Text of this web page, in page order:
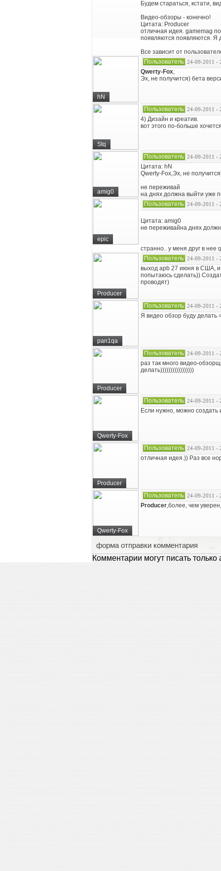
Будем стараться, кстати,
Видео-обзоры - конечно!
Цитата: Producer
отличная идея. gamemag
появляются появляются. Я
Все зависит от
hN
Пользователь 24-09-2011 -
Qwerty-Fox,
Эх, не получится) бета
Stq
Пользователь 24-09-2011 -
4) Дизайн и креатив.
вот этого по-больше
amig0
Пользователь 24-09-2011 -
Цитата: hN
Qwerty-Fox,Эх, не
не переживай
на днях должна выйти уже
epic
Пользователь 24-09-2011 -
Цитата: amig0
не переживайна днях
странно.. у меня друг в нее
Producer
Пользователь 24-09-2011 -
выход apb 27 июня в США, и
попытаюсь сделать))
проводят)
pan1qa
Пользователь 24-09-2011 -
Я видео обзор буду делать
Producer
Пользователь 24-09-2011 -
раз так много видео-
делать)))))))))))))))))
Qwerty-Fox
Пользователь 24-09-2011 -
Если нужно, можно создать
Producer
Пользователь 24-09-2011 -
отличная идея.)) Раз все
Qwerty-Fox
Пользователь 24-09-2011 -
Producer,более, чем
форма отправки комментария
Комментарии могут писать